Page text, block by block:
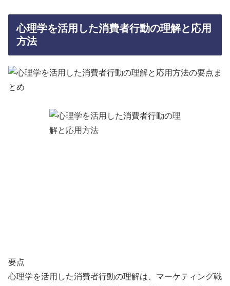
心理学を活用した消費者行動の理解と応用
方法
要点
心理学を活用した消費者行動の理解は、マーケティング戦